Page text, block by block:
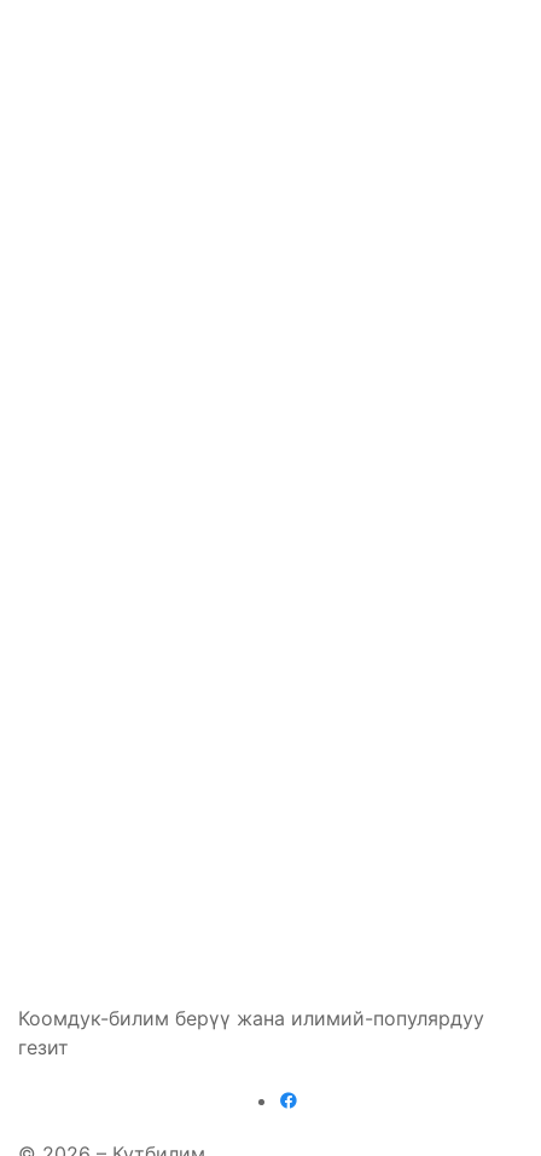
Коомдук-билим берүү жана илимий-популярдуу
гезит